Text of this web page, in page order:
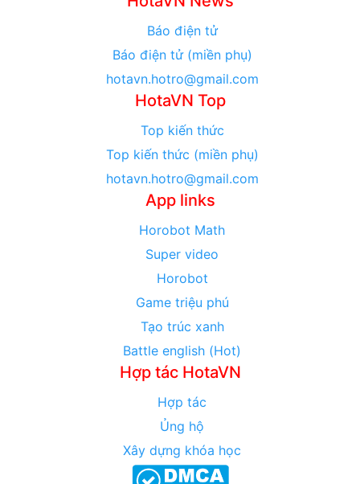
Báo điện tử
Báo điện tử (miền phụ)
hotavn.hotro@gmail.com
HotaVN Top
Top kiến thức
Top kiến thức (miền phụ)
hotavn.hotro@gmail.com
App links
Horobot Math
Super video
Horobot
Game triệu phú
Tạo trúc xanh
Battle english (Hot)
Hợp tác HotaVN
Hợp tác
Ủng hộ
Xây dựng khóa học